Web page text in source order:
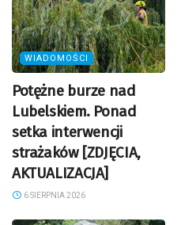
WIADOMOŚCI
Potężne burze nad
Lubelskiem. Ponad
setka interwencji
strażaków [ZDJĘCIA,
AKTUALIZACJA]
6 SIERPNIA 2026